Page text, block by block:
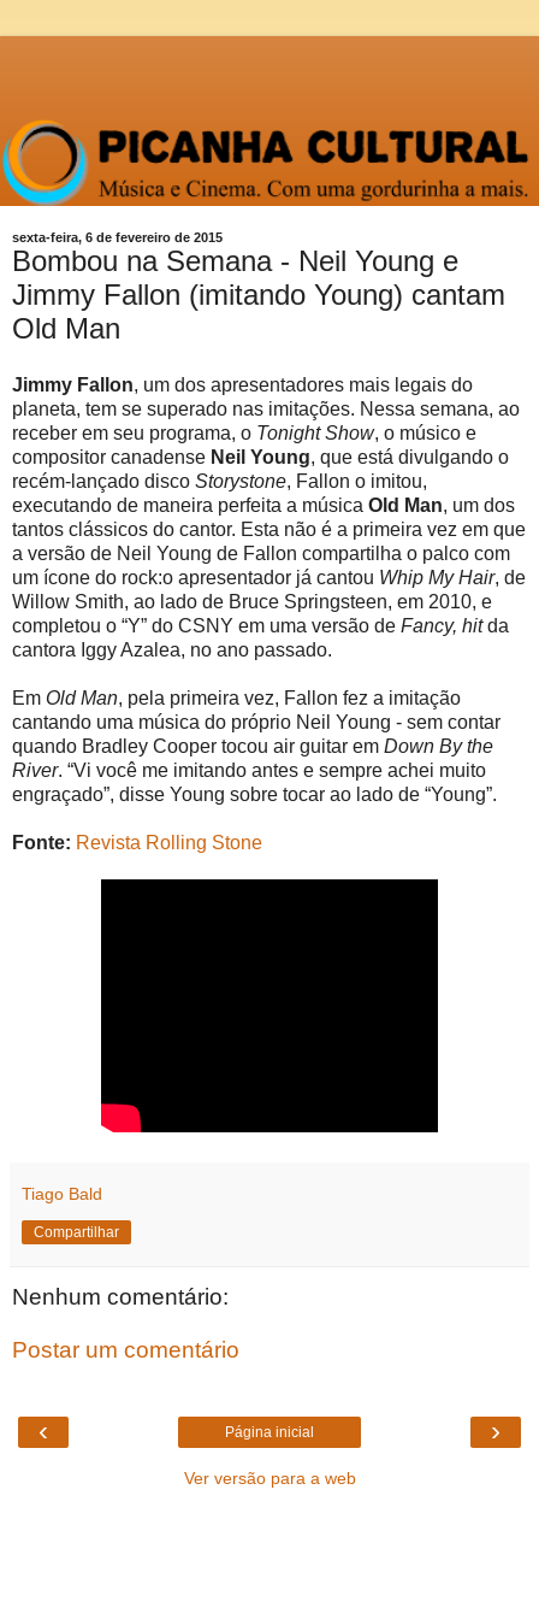
sexta-feira, 6 de fevereiro de 2015
Bombou na Semana - Neil Young e
Jimmy Fallon (imitando Young) cantam
Old Man
Jimmy Fallon, um dos apresentadores mais legais do
planeta, tem se superado nas imitações. Nessa semana, ao
receber em seu programa, o Tonight Show, o músico e
compositor canadense Neil Young, que está divulgando o
recém-lançado disco Storystone, Fallon o imitou,
executando de maneira perfeita a música Old Man, um dos
tantos clássicos do cantor. Esta não é a primeira vez em que
a versão de Neil Young de Fallon compartilha o palco com
um ícone do rock:o apresentador já cantou Whip My Hair, de
Willow Smith, ao lado de Bruce Springsteen, em 2010, e
completou o “Y” do CSNY em uma versão de Fancy, hitda
cantora Iggy Azalea, no ano passado.
Em Old Man, pela primeira vez, Fallon fez a imitação
cantando uma música do próprio Neil Young - sem contar
quando Bradley Cooper tocou air guitar em Down By the
River. “Vi você me imitando antes e sempre achei muito
engraçado”, disse Young sobre tocar ao lado de “Young”.
Fonte: Revista Rolling Stone
Tiago Bald
Compartilhar
Nenhum comentário:
Postar um comentário
‹ ›
Página inicial
Ver versão para a web